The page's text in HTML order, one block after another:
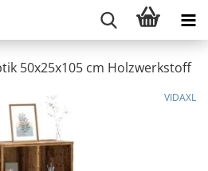
50x25x105 cm Holzwerkstoff
VIDAXL